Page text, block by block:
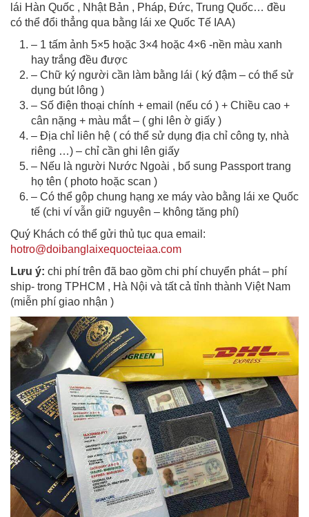
lái Hàn Quốc , Nhật Bản , Pháp, Đức, Trung Quốc… đều
có thể đổi thẳng qua bằng lái xe Quốc Tế IAA)
– 1 tấm ảnh 5×5 hoặc 3×4 hoặc 4×6 -nền màu xanh
hay trắng đều được
– Chữ ký người cần làm bằng lái ( ký đậm – có thể sử
dụng bút lông )
– Số điện thoại chính + email (nếu có ) + Chiều cao +
cân nặng + màu mắt – ( ghi lên ờ giấy )
– Địa chỉ liên hệ ( có thể sử dụng địa chỉ công ty, nhà
riêng …) – chỉ cần ghi lên giấy
– Nếu là người Nước Ngoài , bổ sung Passport trang
họ tên ( photo hoặc scan )
– Có thể gộp chung hạng xe máy vào bằng lái xe Quốc
tế (chi ví vẫn giữ nguyên – không tăng phí)
Quý Khách có thể gửi thủ tục qua email:
hotro@doibanglaixequocteiaa.com
Lưu ý: chi phí trên đã bao gồm chi phí chuyển phát – phí
ship- trong TPHCM , Hà Nội và tất cả tỉnh thành Việt Nam
(miễn phí giao nhận )